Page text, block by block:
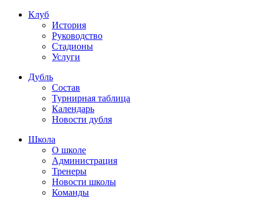
Клуб
История
Руководство
Стадионы
Услуги
Дубль
Состав
Турнирная таблица
Календарь
Новости дубля
Школа
О школе
Администрация
Тренеры
Новости школы
Команды